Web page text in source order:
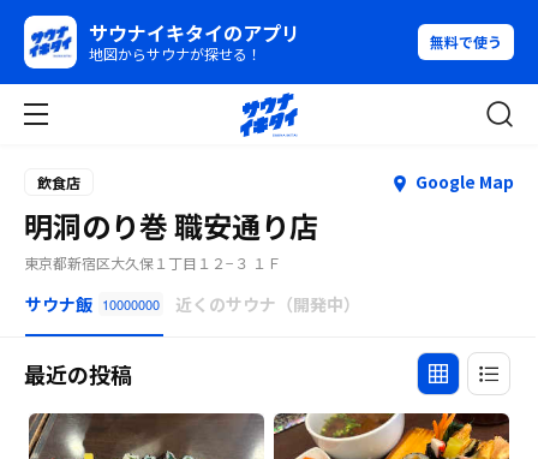
サウナイキタイのアプリ
地図からサウナが探せる！
無料で使う
飲食店 Google Map
明洞のり巻 職安通り店
東京都新宿区大久保１丁目１２−３ １Ｆ
サウナ飯 10000000 近くのサウナ（開発中）
最近の投稿